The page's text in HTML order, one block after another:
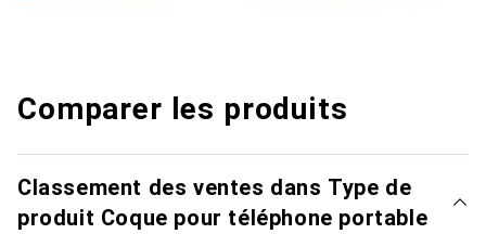
Comparer les produits
Classement des ventes dans Type de
produit Coque pour téléphone portable